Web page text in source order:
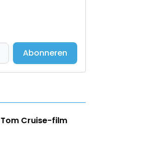
Abonneren
Cruise-film